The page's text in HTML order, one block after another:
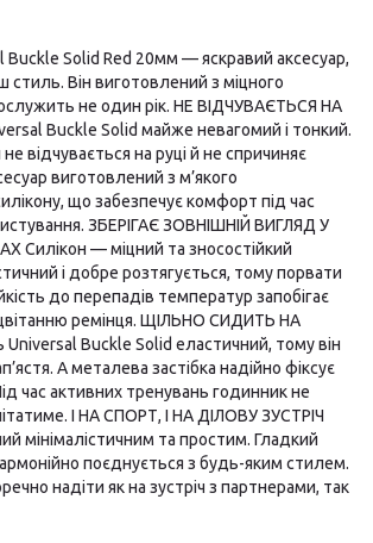
Buckle Solid Red 20мм — яскравий аксесуар,
Він виготовлений з міцного
не один рік. НЕ ВІДЧУВАЄТЬСЯ НА
Buckle Solid майже невагомий і тонкий.
відчувається на руці й не спричиняє
виготовлений з м’якого
що забезпечує комфорт під час
ЗБЕРІГАЄ ЗОВНІШНІЙ ВИГЛЯД У
Силікон — міцний та зносостійкий
і добре розтягується, тому порвати
до перепадів температур запобігає
ремінця. ЩІЛЬНО СИДИТЬ НА
Universal Buckle Solid еластичний, тому він
А металева застібка надійно фіксує
час активних тренувань годинник не
І НА СПОРТ, І НА ДІЛОВУ ЗУСТРІЧ
мінімалістичним та простим. Гладкий
поєднується з будь-яким стилем.
надіти як на зустріч з партнерами, так